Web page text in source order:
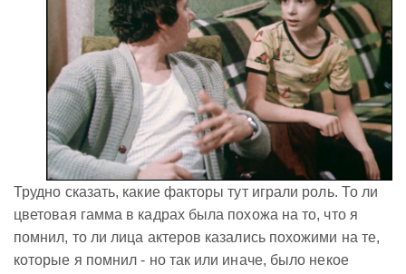
Трудно сказать, какие факторы тут играли роль. То ли
цветовая гамма в кадрах была похожа на то, что я
помнил, то ли лица актеров казались похожими на те,
которые я помнил - но так или иначе, было некое